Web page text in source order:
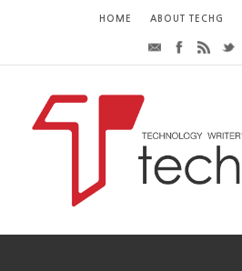
HOME ABOUT TECHG